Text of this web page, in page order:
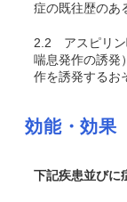
症の既往歴のあ
2.2 アスピリン
喘息発作の誘発
作を誘発するお
効能・効果
下記疾患並びに